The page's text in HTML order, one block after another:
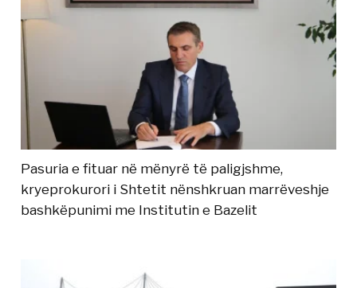
Pasuria e fituar në mënyrë të paligjshme,
kryeprokurori i Shtetit nënshkruan marrëveshje
bashkëpunimi me Institutin e Bazelit